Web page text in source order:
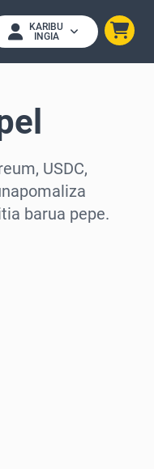
KARIBU
INGIA
USDC,
barua pepe.